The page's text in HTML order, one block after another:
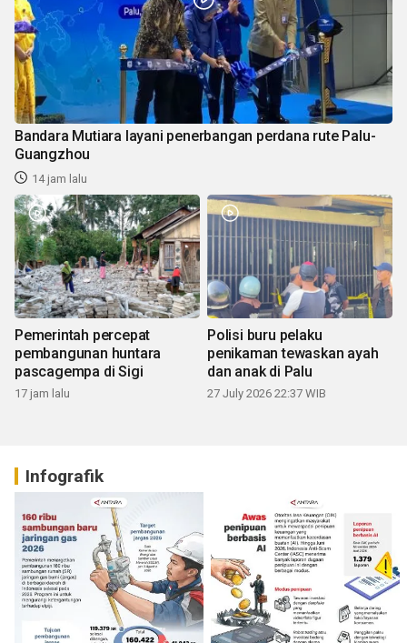
Bandara Mutiara layani penerbangan perdana rute Palu-
Guangzhou
14 jam lalu
Pemerintah percepat
pembangunan huntara
pascagempa di Sigi
17 jam lalu
Polisi buru pelaku
penikaman tewaskan ayah
dan anak di Palu
27 July 2026 22:37 WIB
Infografik